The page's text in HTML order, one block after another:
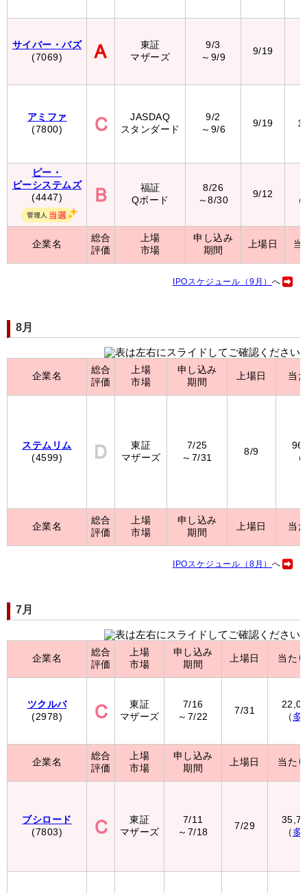
サイバー・バズ
(7069)
アミファ
(7800)
ピー・
ビーシステムズ
(4447)
企業名
東証
マザーズ
9/3
～9/9
9/19
JASDAQ
スタンダード
9/2
～9/6
9/19
福証
Qボード
8/26
～8/30
9/12
（
総合
評価
上場
市場
申し込み
期間
上場日 当
IPOスケジュール（9月）へ
8月
企業名
ステムリム
(4599)
企業名
総合
評価
上場
市場
申し込み
期間
上場日 当
東証
マザーズ
7/25
～7/31
8/9
（
総合
評価
上場
市場
申し込み
期間
上場日 当
IPOスケジュール（8月）へ
7月
企業名
ツクルバ
(2978)
企業名
ブシロード
(7803)
総合
評価
上場
市場
申し込み
期間
上場日 当た
東証
マザーズ
7/16
～7/22
7/31
（ 多
総合
評価
上場
市場
申し込み
期間
上場日 当た
東証
マザーズ
7/11
～7/18
7/29
（ 多